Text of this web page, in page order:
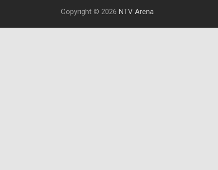
Copyright © 2026 NTV Arena